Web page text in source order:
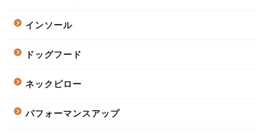
インソール
ドッグフード
ネックピロー
パフォーマンスアップ